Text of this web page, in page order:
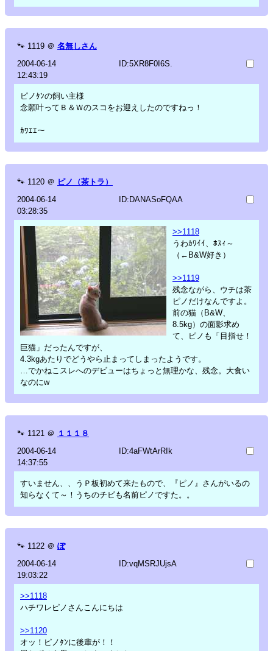
🐾 1119 ＠ 名無しさん
2004-06-14
12:43:19
ID:5XR8F0I6S.
ピノﾀﾝの飼い主様
念願叶ってＢ＆Ｗのスコをお迎えしたのですねっ！
ｶﾜｴｴ～
🐾 1120 ＠ ピノ（茶トラ）
2004-06-14
03:28:35
ID:DANASoFQAA
>>1118
うわｶﾜｲｲ、ﾎｽｨ～
（←B&W好き）
>>1119
残念ながら、ウチは茶
ピノだけなんですよ。
前の猫（B&W、
8.5kg）の面影求め
て、ピノも「目指せ！
巨猫」だったんですが、
4.3kgあたりでどうやら止まってしまったようです。
…でかねこスレへのデビューはちょっと無理かな、残念。大食い
なのにw
🐾 1121 ＠ １１１８
2004-06-14
14:37:55
ID:4aFWtArRIk
すいません、、うＰ板初めて来たもので、『ピノ』さんがいるの
知らなくて～！うちのチビも名前ピノですた。。
🐾 1122 ＠ ぽ
2004-06-14
19:03:22
ID:vqMSRJUjsA
>>1118
ハチワレピノさんこんにちは
>>1120
オッ！ピノﾀﾝに後輩が！！